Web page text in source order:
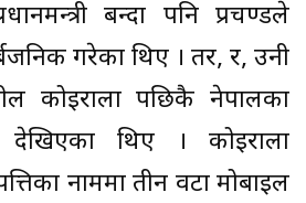
बन्दा पनि प्रचण्डले
गरेका थिए । तर, र, उनी
कोइराला पछिकै नेपालका
देखिएका थिए । कोइराला
नाममा तीन वटा मोबाइल